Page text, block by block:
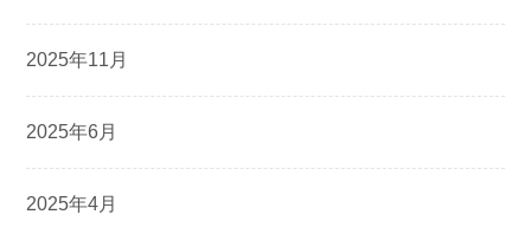
2025年11月
2025年6月
2025年4月